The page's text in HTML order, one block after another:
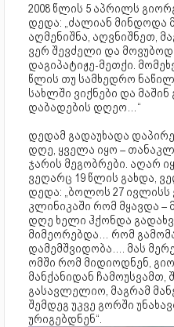
2008 წლის 5 აპრილს
დედა: „ძალიან მინდოდა
აღმენიშნა, აღვნიშნეთ,
ვერ შევძელი და
დაგიპატიჟე-მეთქი.
წლის თუ სამხედრო
სახლში ვიქნები და
დაბადების დღეო…“
დედამ გადაუხადა
დღე, ყველა იყო –
ჯარის მეგობრები. აღარ
ვეღარც 19 წლის გახდა,
დედა: „ბოლოს 27 ივლისს
კლინიკაში რომ მყავდა
დღე ხელი ჰქონდა
მიმეორებდა… რომ
დამემშვიდობა…. მას
ომში რომ მიდიოდნენ,
მანქანიდან ჩამოუსვამთ,
გასავლელიო, მაგრამ
შემდეგ უკვე გორში
ურიგებდნენ“.